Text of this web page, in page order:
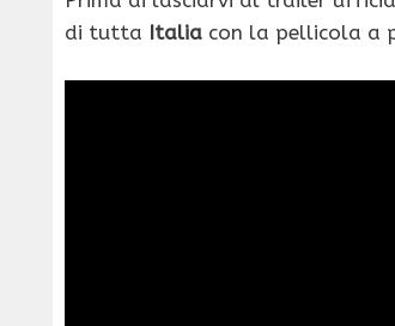
di tutta Italia con la pellicola a